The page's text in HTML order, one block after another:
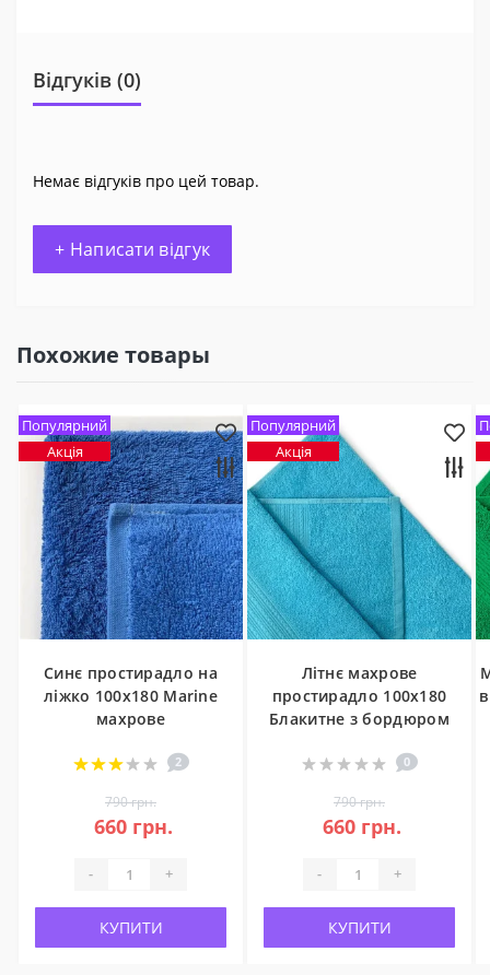
Відгуків (0)
Немає відгуків про цей товар.
+ Написати відгук
Похожие товары
Популярний
Акція
Синє простирадло на
ліжко 100x180 Marine
махрове
2
790 грн.
660 грн.
- +
КУПИТИ
Популярний
Акція
Літнє махрове
простирадло 100x180
Блакитне з бордюром
0
790 грн.
660 грн.
- +
КУПИТИ